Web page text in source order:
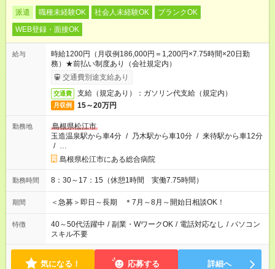
派遣 職種未経験OK 社会人未経験OK
ブランクOK
WEB登録・面接OK
給与
時給1200円（月収例186,000円＝1,200円×7.75時間×20日勤
務）★前払い制度あり（会社規定内）
交通費別途支給あり
交通費 支給（規定あり）：ガソリン代支給（規定内）
月収例 15～20万円
勤務地
島根県松江市
玉造温泉駅から車4分 / 乃木駅から車10分 / 来待駅から車12分
/ …
島根県松江市にある総合病院
勤務時間 8：30～17：15（休憩1時間 実働7.75時間）
期間 ＜急募＞即日～長期 ＊7月～8月～開始日相談OK！
特徴 40～50代活躍中 / 副業・WワークOK / 電話対応なし / パソコン
スキル不要
気になる！ 応募する 詳細へ